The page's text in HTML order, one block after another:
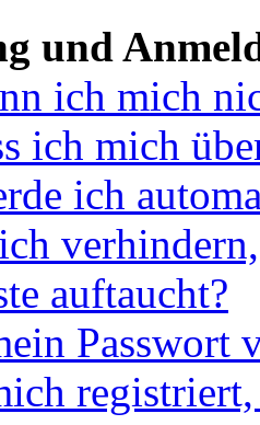
und
ich mich
ich mich
ich
auftaucht?
Passwort